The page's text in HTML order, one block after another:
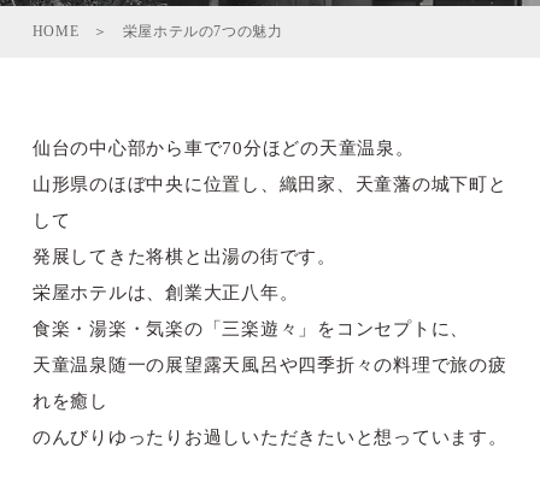
HOME 栄屋ホテルの7つの魅力
仙台の中心部から車で70分ほどの天童温泉。
山形県のほぼ中央に位置し、織田家、天童藩の城下町と
して
発展してきた将棋と出湯の街です。
栄屋ホテルは、創業大正八年。
食楽・湯楽・気楽の「三楽遊々」をコンセプトに、
天童温泉随一の展望露天風呂や四季折々の料理で旅の疲
れを癒し
のんびりゆったりお過しいただきたいと想っています。